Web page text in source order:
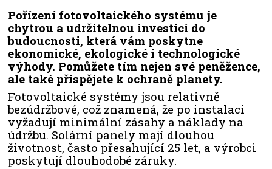
Pořízení fotovoltaického systému je
chytrou a udržitelnou investicí do
budoucnosti, která vám poskytne
ekonomické, ekologické i technologické
výhody. Pomůžete tím nejen své peněžence,
ale také přispějete k ochraně planety.
Fotovoltaické systémy jsou relativně
bezúdržbové, což znamená, že po instalaci
vyžadují minimální zásahy a náklady na
údržbu. Solární panely mají dlouhou
životnost, často přesahující 25 let, a výrobci
poskytují dlouhodobé záruky.